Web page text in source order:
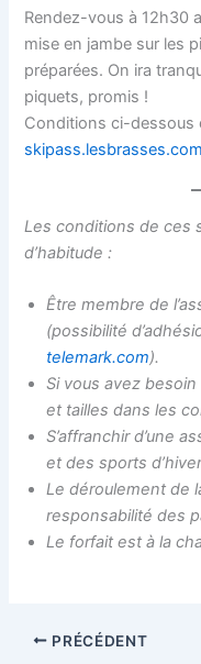
Rendez-vous à 12h30
mise en jambe sur les
préparées. On ira
piquets, promis !
Conditions ci-dessous
skipass.lesbrasses.com
Les conditions de ces
d’habitude :
Être membre de
(possibilité
telemark.com).
Si vous avez
et tailles dans les
S’affranchir d’une
et des sports
Le déroulement de
responsabilité des
Le forfait est à la
PRÉCÉDENT